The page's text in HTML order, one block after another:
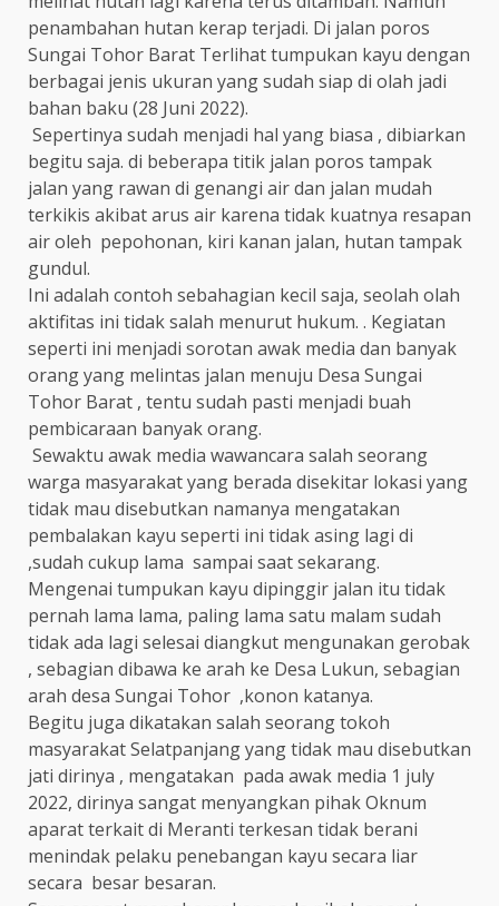
penambahan hutan kerap terjadi. Di jalan poros
Sungai Tohor Barat Terlihat tumpukan kayu dengan
berbagai jenis ukuran yang sudah siap di olah jadi
bahan baku (28 Juni 2022).
Sepertinya sudah menjadi hal yang biasa , dibiarkan
begitu saja. di beberapa titik jalan poros tampak
jalan yang rawan di genangi air dan jalan mudah
terkikis akibat arus air karena tidak kuatnya resapan
air oleh pepohonan, kiri kanan jalan, hutan tampak
gundul.
Ini adalah contoh sebahagian kecil saja, seolah olah
aktifitas ini tidak salah menurut hukum. . Kegiatan
seperti ini menjadi sorotan awak media dan banyak
orang yang melintas jalan menuju Desa Sungai
Tohor Barat , tentu sudah pasti menjadi buah
pembicaraan banyak orang.
Sewaktu awak media wawancara salah seorang
warga masyarakat yang berada disekitar lokasi yang
tidak mau disebutkan namanya mengatakan
pembalakan kayu seperti ini tidak asing lagi di
,sudah cukup lama sampai saat sekarang.
Mengenai tumpukan kayu dipinggir jalan itu tidak
pernah lama lama, paling lama satu malam sudah
tidak ada lagi selesai diangkut mengunakan gerobak
, sebagian dibawa ke arah ke Desa Lukun, sebagian
arah desa Sungai Tohor ,konon katanya.
Begitu juga dikatakan salah seorang tokoh
masyarakat Selatpanjang yang tidak mau disebutkan
jati dirinya , mengatakan pada awak media 1 july
2022, dirinya sangat menyangkan pihak Oknum
aparat terkait di Meranti terkesan tidak berani
menindak pelaku penebangan kayu secara liar
secara besar besaran.